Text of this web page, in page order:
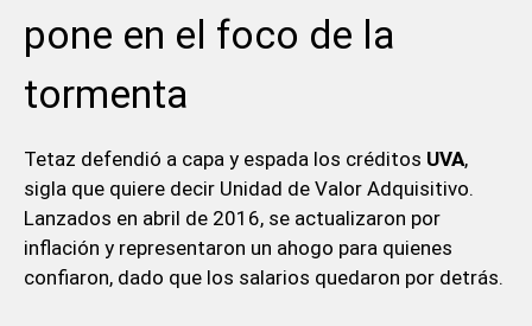
pone en el foco de la
tormenta
Tetaz defendió a capa y espada los créditos UVA,
sigla que quiere decir Unidad de Valor Adquisitivo.
Lanzados en abril de 2016, se actualizaron por
inflación y representaron un ahogo para quienes
confiaron, dado que los salarios quedaron por detrás.